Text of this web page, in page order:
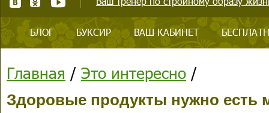
БЛОГ БУКСИР ВАШ КАБИНЕТ
Главная / Это интересно /
Здоровые продукты нужно есть